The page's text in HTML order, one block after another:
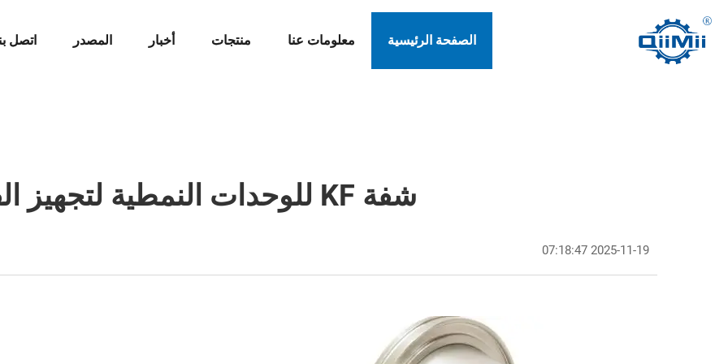
الصفحة الرئيسية معلومات عنا منتجات أخبار المصدر اتصل
شفة KF للوحدات النمطية لتجهيز الفراغ
2025-11-19 07:18:47